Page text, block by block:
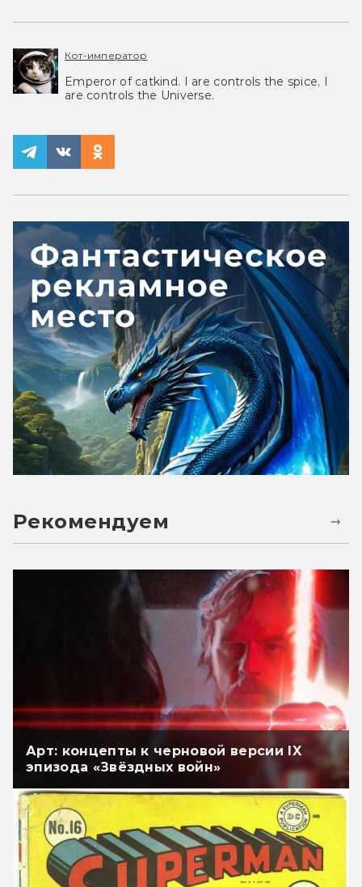
Кот-император
Emperor of catkind. I are controls the spice, I
are controls the Universe.
Рекомендуем
Арт: концепты к черновой версии IX
эпизода «Звёздных войн»